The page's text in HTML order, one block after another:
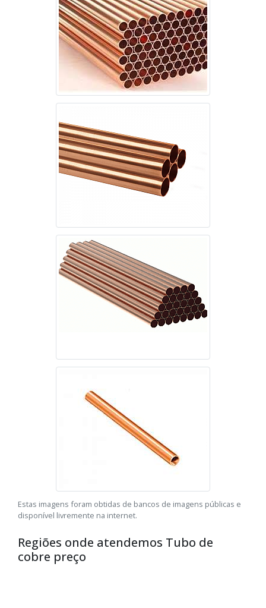
Estas imagens foram obtidas de bancos de imagens públicas e
disponível livremente na internet.
Regiões onde atendemos Tubo de
cobre preço